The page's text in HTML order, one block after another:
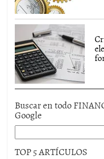
Buscar en todo
Google
TOP 5 ARTÍCULOS